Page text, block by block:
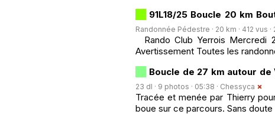
91L18/25 Boucle 20 km
Randonnée Pédestre · 20 km · 412 vus ·
Rando Club Yerrois Mercredi
Avertissement Toutes les
Boucle de 27 km autour de
23 dl · 9 photos · 05:38 · Chessyca
Tracée et menée par Thierry
boue sur ce parcours. Sans